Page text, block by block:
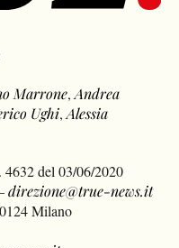
Marrone,Andrea
Ughi,Alessia
del 03/06/2020
direzione@true-news.it
Milano